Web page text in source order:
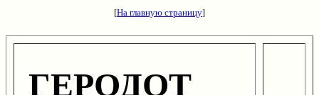
[На главную страницу]
ГЕРОДОТ